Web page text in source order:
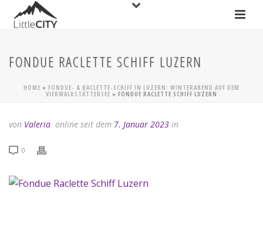
FONDUE RACLETTE SCHIFF LUZERN
HOME » FONDUE- & RACLETTE-SCHIFF IN LUZERN: WINTERABEND AUF DEM
VIERWALDSTÄTTERSEE » FONDUE RACLETTE SCHIFF LUZERN
von Valeria online seit dem 7. Januar 2023 in
0